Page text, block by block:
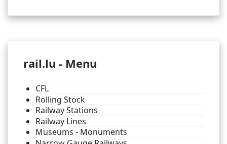
rail.lu - Menu
CFL
Rolling Stock
Railway Stations
Railway Lines
Museums - Monuments